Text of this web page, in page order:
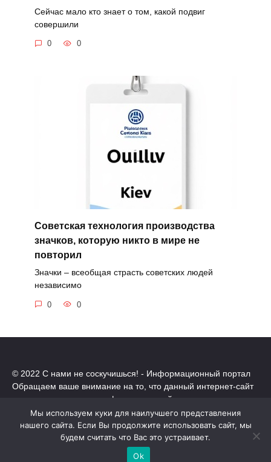
Сейчас мало кто знает о том, какой подвиг
совершили
0 0
Советская технология производства
значков, которую никто в мире не
повторил
Значки – всеобщая страсть советских людей
независимо
0 0
© 2022 С нами не соскучишься! - Информационный портал
Обращаем ваше внимание на то, что данный интернет-сайт
носит исключительно информационный характер.
Все торговые марки принадлежат их владельцам. Все права
защищены.
Политика конфиденциальности
Мы используем куки для наилучшего представления
нашего сайта. Если Вы продолжите использовать сайт, мы
будем считать что Вас это устраивает.
Ok